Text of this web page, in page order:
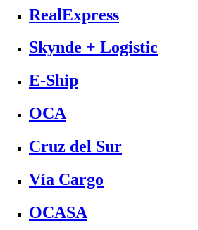
RealExpress
Skynde + Logistic
E-Ship
OCA
Cruz del Sur
Vía Cargo
OCASA